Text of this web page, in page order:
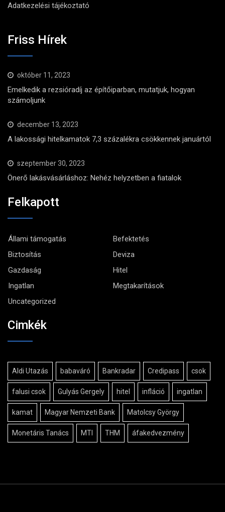
Adatkezelési tájékoztató
Friss Hírek
október 11, 2023
Emelkedik a rezsióradíj az építőiparban, mutatjuk, hogyan
számoljunk
december 13, 2023
A lakossági hitelkamatok 7,3 százalékra csökkennek januártól
szeptember 30, 2023
Önerő lakásvásárláshoz: Nehéz helyzetben a fiatalok
Felkapott
Állami támogatás
Befektetés
Biztosítás
Deviza
Gazdaság
Hitel
Ingatlan
Megtakarítások
Uncategorized
Cimkék
Aldi Utazás babaváró Bankradar Credipass csok
falusi csok Gulyás Gergely hitel infláció ingatlan
kamat Magyar Nemzeti Bank Matolcsy György
Monetáris Tanács MTI THM áfakedvezmény